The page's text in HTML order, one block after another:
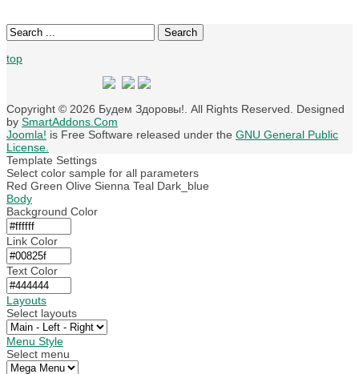
Search
top
Copyright © 2026 Будем Здоровы!. All Rights Reserved. Designed
by SmartAddons.Com
Joomla! is Free Software released under the GNU General Public
License.
Template Settings
Select color sample for all parameters
Red Green Olive Sienna Teal Dark_blue
Body
Background Color
Link Color
Text Color
Layouts
Select layouts
Menu Style
Select menu